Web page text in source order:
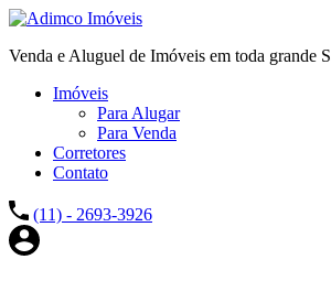
Venda e Aluguel de Imóveis em toda grande
Imóveis
Para Alugar
Para Venda
Corretores
Contato
(11) - 2693-3926